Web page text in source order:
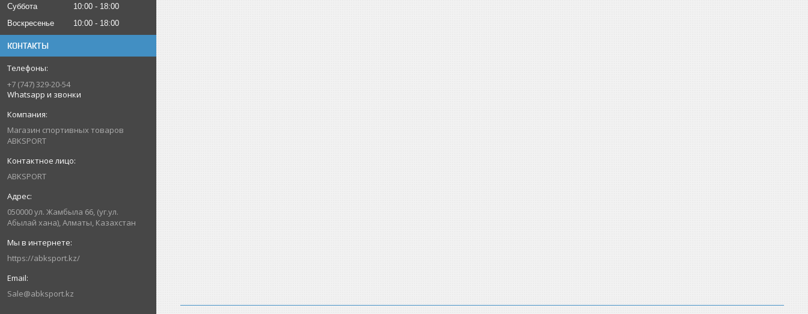
Суббота
10:00
18:00
Воскресенье
10:00 18:00
КОНТАКТЫ
+7 (747) 329-20-54
Whatsapp и звонки
Магазин спортивных товаров
ABKSPORT
ABKSPORT
050000 ул. Жамбыла 66, (уг.ул.
Абылай хана), Алматы, Казахстан
https://abksport.kz/
Sale@abksport.kz